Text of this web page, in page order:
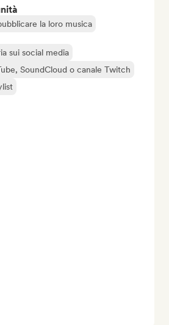
la loro musica
sui social media
SoundCloud o canale Twitch